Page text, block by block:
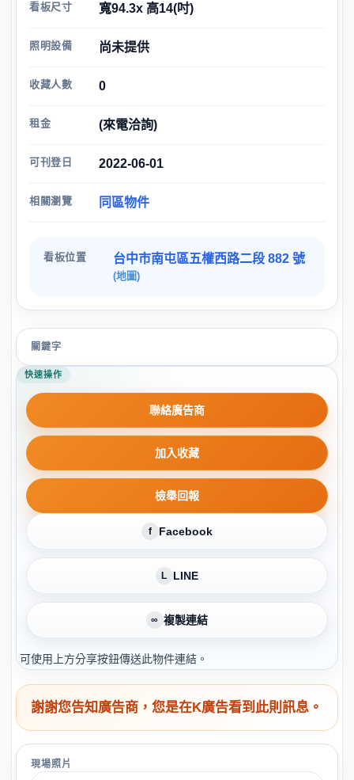
看板尺寸 寬94.3x 高14(吋)
照明設備 尚未提供
收藏人數 0
租金 (來電洽詢)
可刊登日 2022-06-01
相關瀏覽 同區物件
看板位置 台中市南屯區五權西路二段 882 號
(地圖)
關鍵字
快速操作
聯絡廣告商
加入收藏
檢舉回報
f Facebook
L LINE
∞ 複製連結
可使用上方分享按鈕傳送此物件連結。
謝謝您告知廣告商，您是在K廣告看到此則訊息。
現場照片